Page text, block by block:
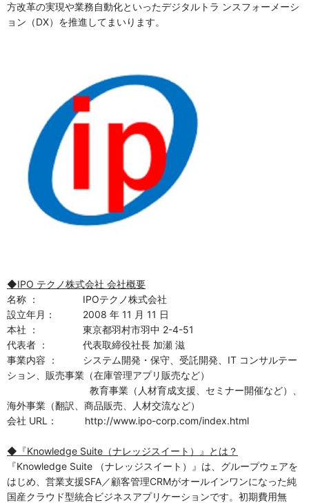
方改革の実現や業務自動化といったデジタルトラ ンスフォーメーシ
ョン（DX）を推進してまいります。
◆IPO テクノ株式会社 会社概要
名称 ： IPOテクノ株式会社
設立年月： 2008 年 11 月 11 日
本社 ： 東京都羽村市羽中 2-4-51
代表者 ： 代表取締役社長 加瀬 滋
事業内容 ： システム開発・保守、受託開発、IT コンサルテー
ション、販売事業（在庫管理アプリ販売など）
教育事業（人材育成支援、セミナー開催など）、
海外事業（翻訳、商品販売、人材交流など）
会社 URL： http://www.ipo-corp.com/index.html
◆『Knowledge Suite（ナレッジスイート）』とは？
『Knowledge Suite （ナレッジスイート）』は、グループウェアを
はじめ、営業支援SFA／顧客管理CRMがオールインワンになった純
国産クラウド型統合ビジネスアプリケーションです。初期費用無